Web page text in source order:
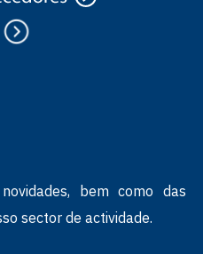
bem como das
sector de actividade.